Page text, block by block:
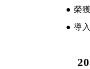
● 榮
● 導